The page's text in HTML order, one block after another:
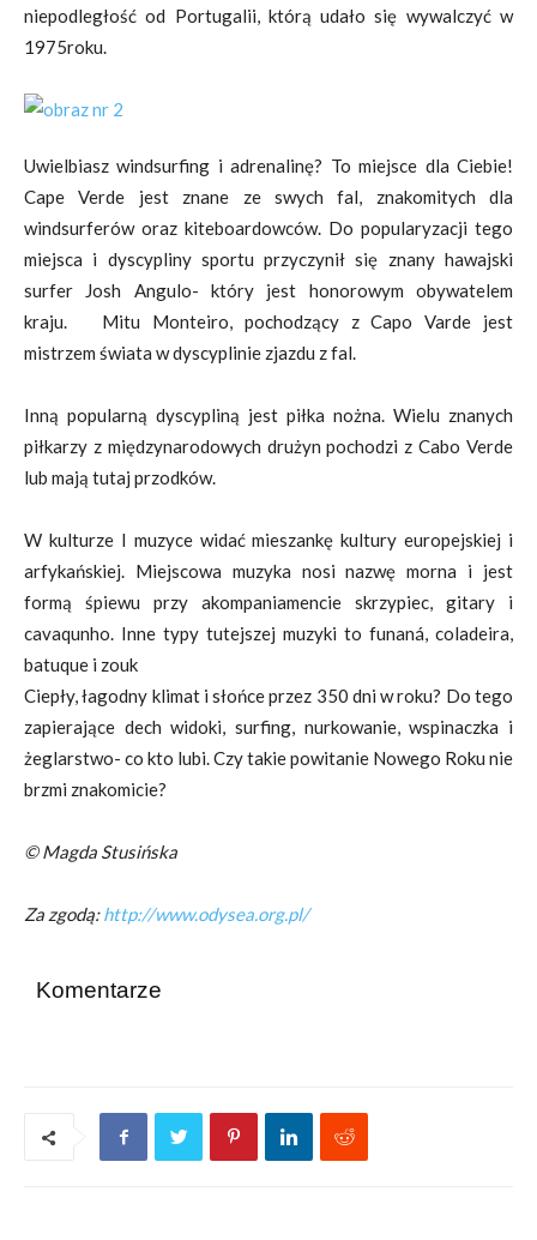
niepodległość od Portugalii, którą udało się wywalczyć w
1975roku.
Uwielbiasz windsurfing i adrenalinę? To miejsce dla Ciebie!
Cape Verde jest znane ze swych fal, znakomitych dla
windsurferów oraz kiteboardowców. Do popularyzacji tego
miejsca i dyscypliny sportu przyczynił się znany hawajski
surfer Josh Angulo- który jest honorowym obywatelem
kraju. Mitu Monteiro, pochodzący z Capo Varde jest
mistrzem świata w dyscyplinie zjazdu z fal.
Inną popularną dyscypliną jest piłka nożna. Wielu znanych
piłkarzy z międzynarodowych drużyn pochodzi z Cabo Verde
lub mają tutaj przodków.
W kulturze I muzyce widać mieszankę kultury europejskiej i
arfykańskiej. Miejscowa muzyka nosi nazwę morna i jest
formą śpiewu przy akompaniamencie skrzypiec, gitary i
cavaqunho. Inne typy tutejszej muzyki to funaná, coladeira,
batuque i zouk
Ciepły, łagodny klimat i słońce przez 350 dni w roku? Do tego
zapierające dech widoki, surfing, nurkowanie, wspinaczka i
żeglarstwo- co kto lubi. Czy takie powitanie Nowego Roku nie
brzmi znakomicie?
© Magda Stusińska
Za zgodą:http://www.odysea.org.pl/
Komentarze